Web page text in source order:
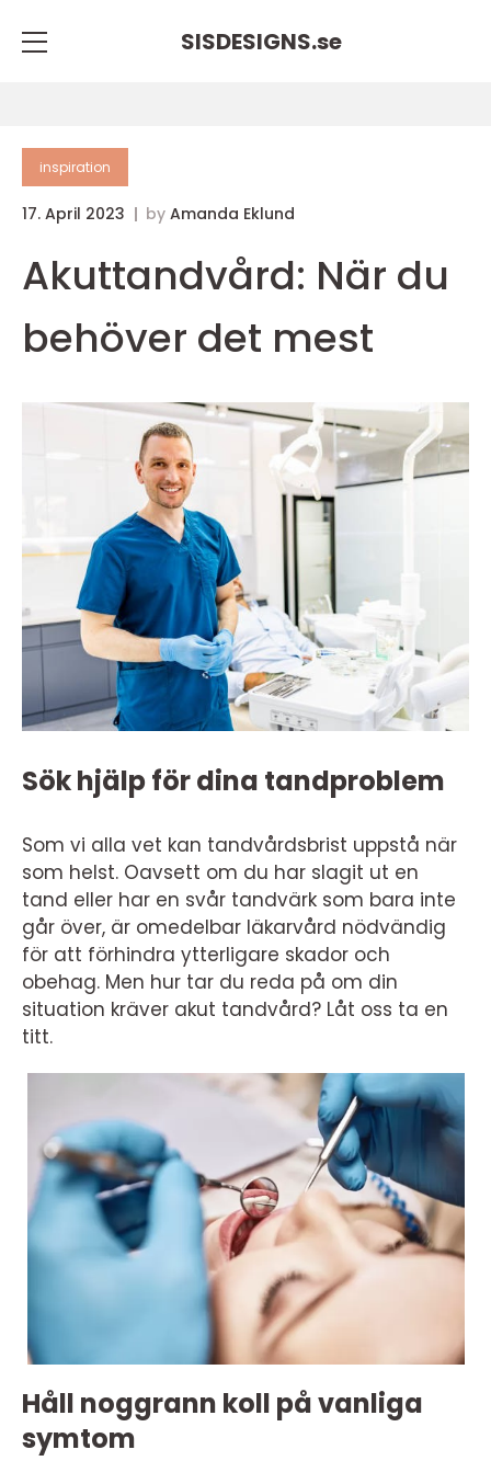
SISDESIGNS.se
inspiration
17. April 2023 by Amanda Eklund
Akuttandvård: När du
behöver det mest
Sök hjälp för dina tandproblem
Som vi alla vet kan tandvårdsbrist uppstå när
som helst. Oavsett om du har slagit ut en
tand eller har en svår tandvärk som bara inte
går över, är omedelbar läkarvård nödvändig
för att förhindra ytterligare skador och
obehag. Men hur tar du reda på om din
situation kräver akut tandvård? Låt oss ta en
titt.
Håll noggrann koll på vanliga
symtom